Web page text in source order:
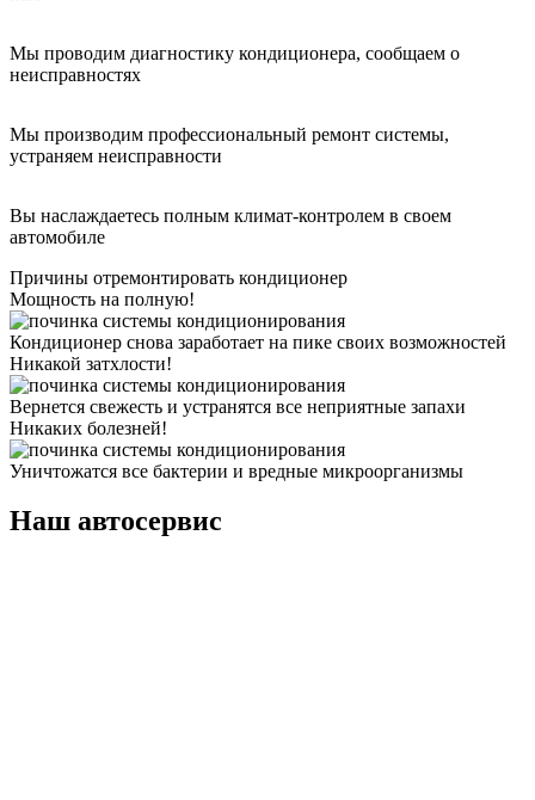
Мы проводим диагностику кондиционера, сообщаем о
неисправностях
Мы производим профессиональный ремонт системы,
устраняем неисправности
Вы наслаждаетесь полным климат-контролем в своем
автомобиле
Причины отремонтировать кондиционер
Мощность на полную!
Кондиционер снова заработает на пике своих возможностей
Никакой затхлости!
Вернется свежесть и устранятся все неприятные запахи
Никаких болезней!
Уничтожатся все бактерии и вредные микроорганизмы
Наш автосервис